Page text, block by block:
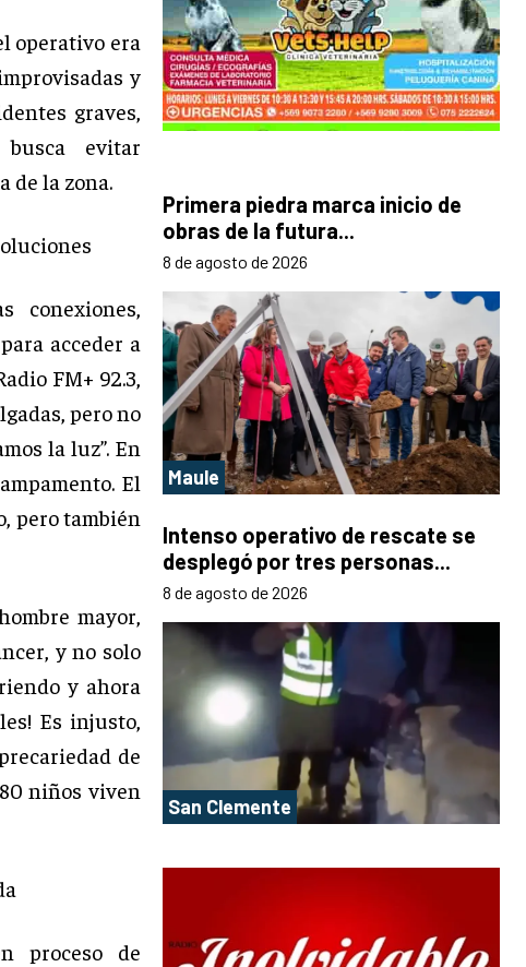
operativo era
y
graves,
evitar
de la zona.
conexiones,
acceder a
FM+ 92.3,
pero no
la luz”. En
El
pero también
mayor,
y no solo
y ahora
Es injusto,
de
niños viven
proceso de
Primera piedra marca inicio de
obras de la futura...
8 de agosto de 2026
Maule
Intenso operativo de rescate se
desplegó por tres personas...
8 de agosto de 2026
San Clemente